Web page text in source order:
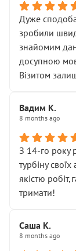
Дуже
зробили
знайомим
досупною
Візитом
Вадим К.
8 months ago
З 14-го року
турбіну
якістю
тримати!
Саша К.
8 months ago